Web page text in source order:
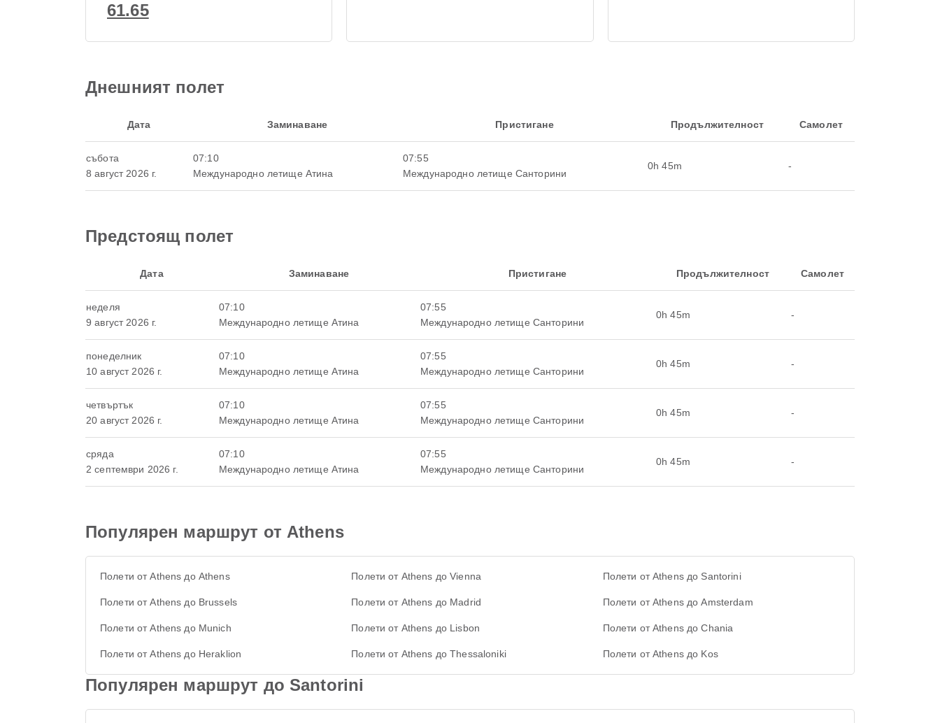
61.65
Днешният полет
Дата Заминаване Пристигане Продължителност Самолет
събота
8 август 2026 г.
07:10
Международно летище Атина
07:55
Международно летище Санторини
0h 45m -
Предстоящ полет
Дата Заминаване Пристигане Продължителност Самолет
неделя
9 август 2026 г.
07:10
Международно летище Атина
07:55
Международно летище Санторини
0h 45m -
понеделник
10 август 2026 г.
07:10
Международно летище Атина
07:55
Международно летище Санторини
0h 45m -
четвъртък
20 август 2026 г.
07:10
Международно летище Атина
07:55
Международно летище Санторини
0h 45m -
сряда
2 септември 2026 г.
07:10
Международно летище Атина
07:55
Международно летище Санторини
0h 45m -
Популярен маршрут от Athens
Полети от Athens до Athens Полети от Athens до Vienna Полети от Athens до Santorini
Полети от Athens до Brussels Полети от Athens до Madrid Полети от Athens до Amsterdam
Полети от Athens до Munich Полети от Athens до Lisbon Полети от Athens до Chania
Полети от Athens до Heraklion Полети от Athens до Thessaloniki Полети от Athens до Kos
Популярен маршрут до Santorini